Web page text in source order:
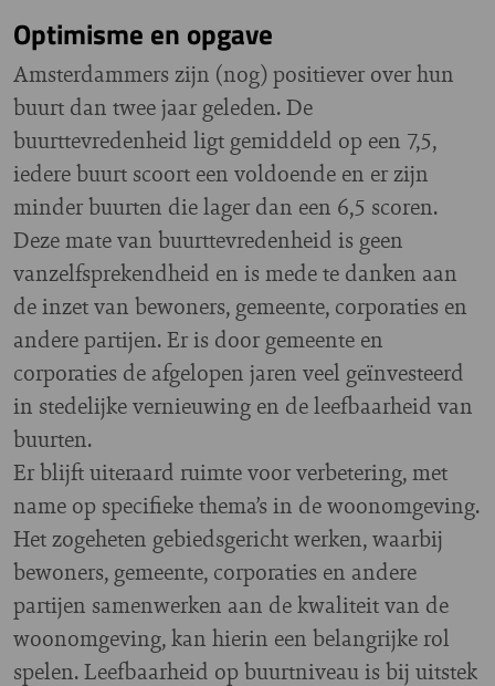
Optimisme en opgave
Amsterdammers zijn (nog) positiever over hun
buurt dan twee jaar geleden. De
buurttevredenheid ligt gemiddeld op een 7,5,
iedere buurt scoort een voldoende en er zijn
minder buurten die lager dan een 6,5 scoren.
Deze mate van buurttevredenheid is geen
vanzelfsprekendheid en is mede te danken aan
de inzet van bewoners, gemeente, corporaties en
andere partijen. Er is door gemeente en
corporaties de afgelopen jaren veel geïnvesteerd
in stedelijke vernieuwing en de leefbaarheid van
buurten.
Er blijft uiteraard ruimte voor verbetering, met
name op specifieke thema’s in de woonomgeving.
Het zogeheten gebiedsgericht werken, waarbij
bewoners, gemeente, corporaties en andere
partijen samenwerken aan de kwaliteit van de
woonomgeving, kan hierin een belangrijke rol
spelen. Leefbaarheid op buurtniveau is bij uitstek